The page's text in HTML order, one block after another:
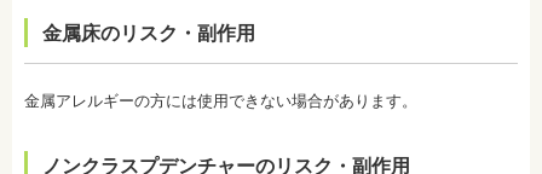
歯学博士（口腔外科学）
することが可能です。特に、塗布する時期に制限が
監修医情報 菊地由利佳先生
新潟大学医歯学総合病院にて研修
・ホワイトニング剤の影響で知覚過敏がおこるケー
スがあります。薬剤が歯の神経に強い刺激を与えて
ィスホワイトニングで使用する薬剤はホームホワイ
・歯科で行うホワイトニングでも1回の施術で思った
金属床のリスク・副作用
金属アレルギーの方には使用できない場合があります。
ノンクラスプデンチャーのリスク・副作用